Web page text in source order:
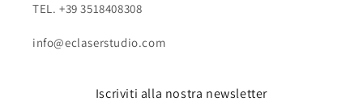
TEL. +39 3518408308
info@eclaserstudio.com
Iscriviti alla nostra newsletter